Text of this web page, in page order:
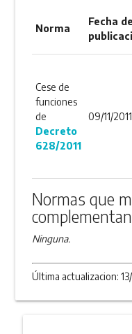
Norma
Fecha de
Cese de
funciones
de
Decreto
628/2011
09/11/2011
Normas que
Ninguna.
Última actualizacion: